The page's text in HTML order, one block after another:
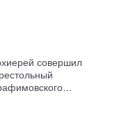
совершил